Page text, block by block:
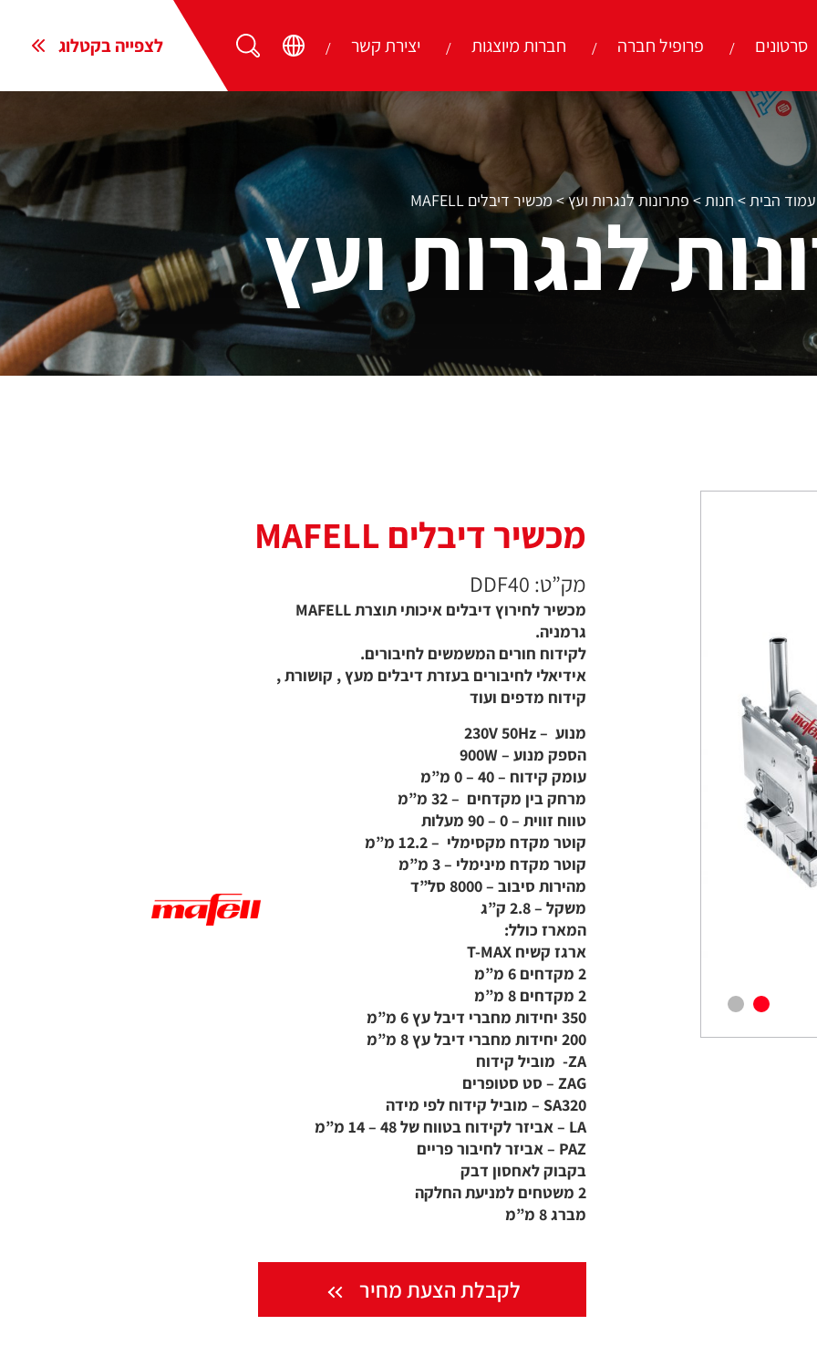
סרטונים פרופיל חברה חברות מיוצגות יצירת קשר לצפייה בקטלוג
עמוד הבית>חנות>פתרונות לנגרות ועץ>מכשיר דיבלים MAFELL
לנגרות ועץ
מכשיר דיבלים MAFELL
מק”ט: DDF40
מכשיר לחירוץ דיבלים איכותי תוצרת MAFELL
גרמניה.
לקידוח חורים המשמשים לחיבורים.
אידיאלי לחיבורים בעזרת דיבלים מעץ , קושורת ,
קידוח מדפים ועוד
מנוע – 230V 50Hz
הספק מנוע – 900W
עומק קידוח – 40 – 0 מ”מ
מרחק בין מקדחים – 32 מ”מ
טווח זווית – 0 – 90 מעלות
קוטר מקדח מקסימלי – 12.2 מ”מ
קוטר מקדח מינימלי – 3 מ”מ
מהירות סיבוב – 8000 סל”ד
משקל – 2.8 ק”ג
המארז כולל:
ארגז קשיח T-MAX
2 מקדחים 6 מ”מ
2 מקדחים 8 מ”מ
350 יחידות מחברי דיבל עץ 6 מ”מ
200 יחידות מחברי דיבל עץ 8 מ”מ
ZA- מוביל קידוח
ZAG – סט סטופרים
SA320 – מוביל קידוח לפי מידה
LA – אביזר לקידוח בטווח של 48 – 14 מ”מ
PAZ – אביזר לחיבור פריים
בקבוק לאחסון דבק
2 משטחים למניעת החלקה
מברג 8 מ”מ
לקבלת הצעת מחיר